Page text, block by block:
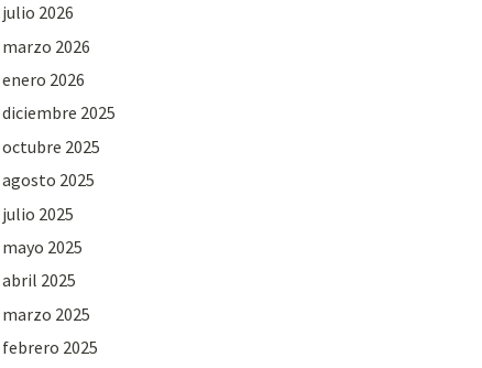
julio 2026
marzo 2026
enero 2026
diciembre 2025
octubre 2025
agosto 2025
julio 2025
mayo 2025
abril 2025
marzo 2025
febrero 2025